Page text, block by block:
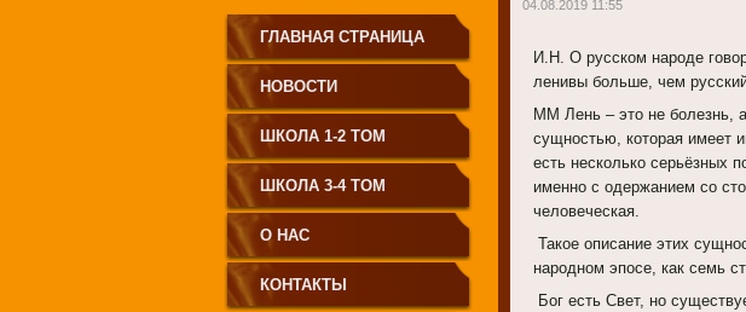
04.08.2019 11:55
И.Н. О русском народе
ленивы больше, чем
ММ Лень – это не болезнь,
сущностью, которая имеет
есть несколько серьёзных
именно с одержанием со
человеческая.
Такое описание этих
народном эпосе, как семь
Бог есть Свет, но
ГЛАВНАЯ СТРАНИЦА
НОВОСТИ
ШКОЛА 1-2 ТОМ
ШКОЛА 3-4 ТОМ
О НАС
КОНТАКТЫ